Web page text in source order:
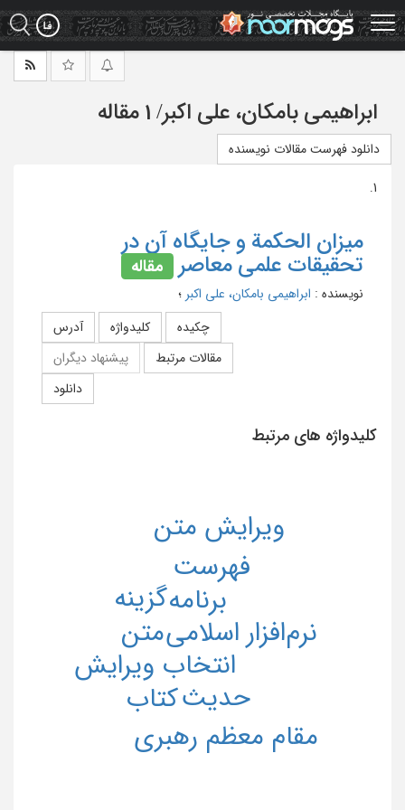
Skip
to
main
ابراهیمی بامکان، علی اکبر/ 1 مقاله
دانلود فهرست مقالات نویسنده
1.
میزان الحکمة و جایگاه آن در
تحقیقات علمی معاصر
مقاله
نویسنده : ابراهیمی بامکان، علی اکبر ؛
چکیده کلیدواژه آدرس
مقالات مرتبط پیشنهاد دیگران
دانلود
کلیدواژه های مرتبط
اسلامی
انتخاب
برنامه
حدیث
فهرست
گزینه
متن
مقام معظم رهبری
نرم‌افزار
ویرایش
ویرایش متن
کتاب